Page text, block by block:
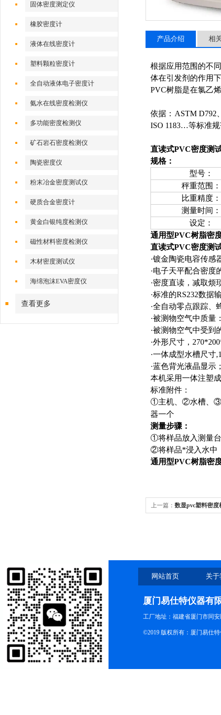
固体密度测定仪
橡胶密度计
液体在线密度计
塑料颗粒密度计
全自动液体电子密度计
氨水在线密度检测仪
多功能密度检测仪
矿石岩石密度检测仪
陶瓷密度仪
粉末冶金密度测试仪
硬质合金密度计
黄金白银纯度检测仪
磁性材料密度检测仪
木材密度测试仪
海绵泡沫EVA密度仪
查看更多
产品介绍 相
根据应用范围的不
体在引发剂的作用
PVC树脂是在氯乙
依据： ASTM D792
ISO 1183…等标准规
直读式PVC密度测
规格：
型号：
秤重范围：
比重精度：
测量时间：
设定：
通用型PVC树脂密
直读式PVC密度测
·镀金陶瓷电容传感
·电子天平配合密度
·密度直读，减取烦
·标准的RS232数据
·全自动零点跟踪、
·被测物空气中质量
·被测物空气中受到
·外形尺寸，
·一体成型水槽尺寸
·蓝色背光液晶显示
本机采用一体注塑
标准附件：
①主机、②水槽、
器一个
测量步骤：
①将样品放入测量
②将样品*浸入水中
通用型PVC树脂密
上一篇： 数显pvc塑料密度
网站首页 关
厦门易仕特仪器有
工厂地址：福建省厦门市同
©2019 版权所有：厦门易仕